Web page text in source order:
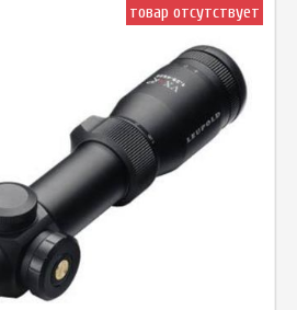
товар отсутствует